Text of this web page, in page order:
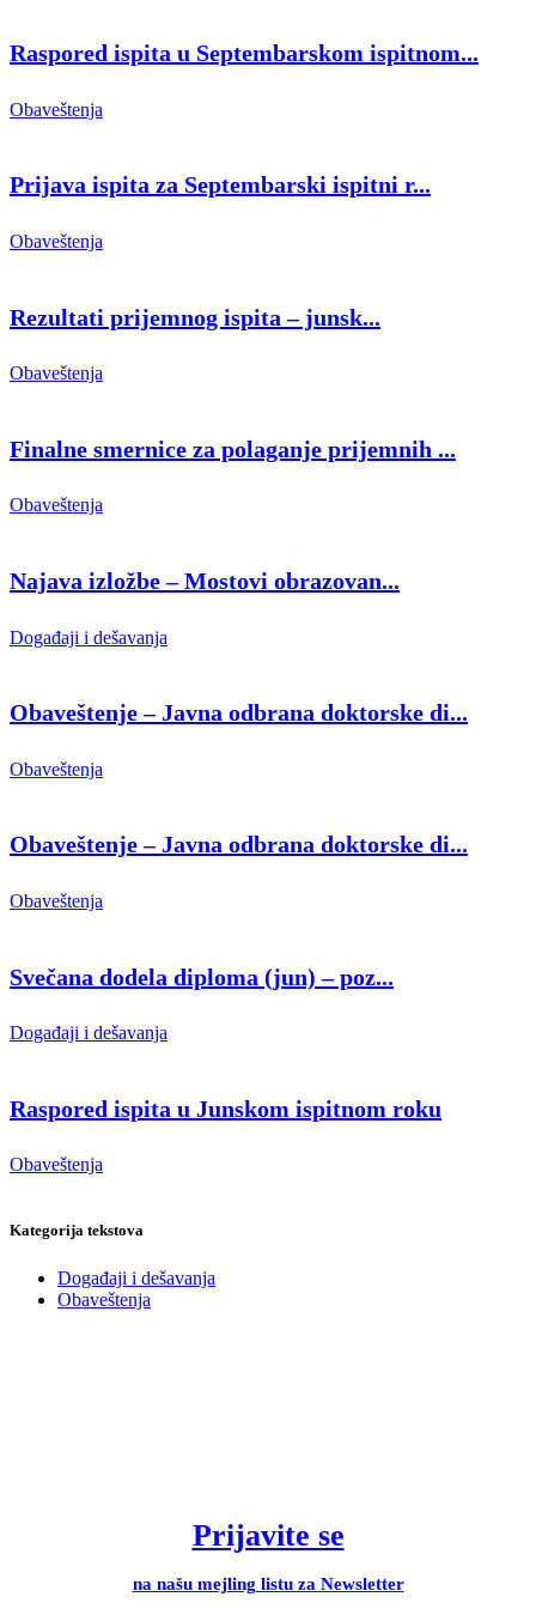
Raspored ispita u Septembarskom ispitnom...
Obaveštenja
Prijava ispita za Septembarski ispitni r...
Obaveštenja
Rezultati prijemnog ispita – junsk...
Obaveštenja
Finalne smernice za polaganje prijemnih ...
Obaveštenja
Najava izložbe – Mostovi obrazovan...
Događaji i dešavanja
Obaveštenje – Javna odbrana doktorske di...
Obaveštenja
Obaveštenje – Javna odbrana doktorske di...
Obaveštenja
Svečana dodela diploma (jun) – poz...
Događaji i dešavanja
Raspored ispita u Junskom ispitnom roku
Obaveštenja
Kategorija tekstova
Događaji i dešavanja
Obaveštenja
Prijavite se
na našu mejling listu za Newsletter